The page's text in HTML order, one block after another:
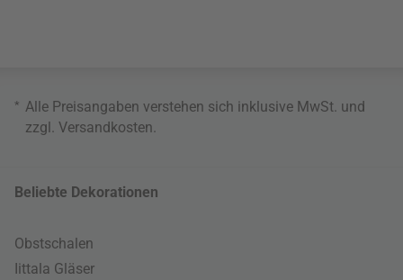
* Alle Preisangaben verstehen sich inklusive MwSt. und
zzgl. Versandkosten
Beliebte Dekorationen
Obstschalen
Iittala Gläser